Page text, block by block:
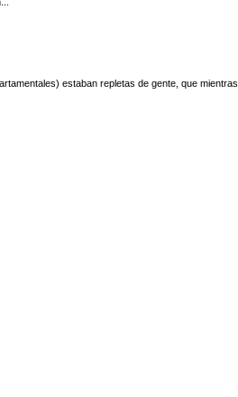
estaban repletas de gente, que mientras